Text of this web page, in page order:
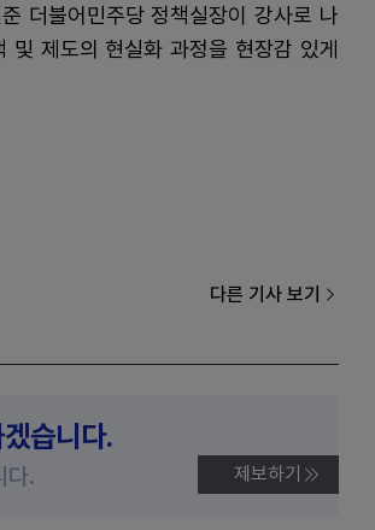
더불어민주당 정책실장이 강사로 나
및 제도의 현실화 과정을 현장감 있게
다른 기사 보기
습니다.
다. 제보하기